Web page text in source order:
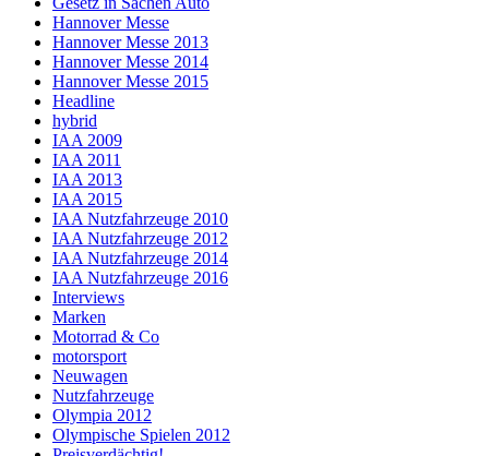
Hannover Messe
Hannover Messe 2013
Hannover Messe 2014
Hannover Messe 2015
Headline
hybrid
IAA 2009
IAA 2011
IAA 2013
IAA 2015
IAA Nutzfahrzeuge 2010
IAA Nutzfahrzeuge 2012
IAA Nutzfahrzeuge 2014
IAA Nutzfahrzeuge 2016
Interviews
Marken
Motorrad & Co
motorsport
Neuwagen
Nutzfahrzeuge
Olympia 2012
Olympische Spielen 2012